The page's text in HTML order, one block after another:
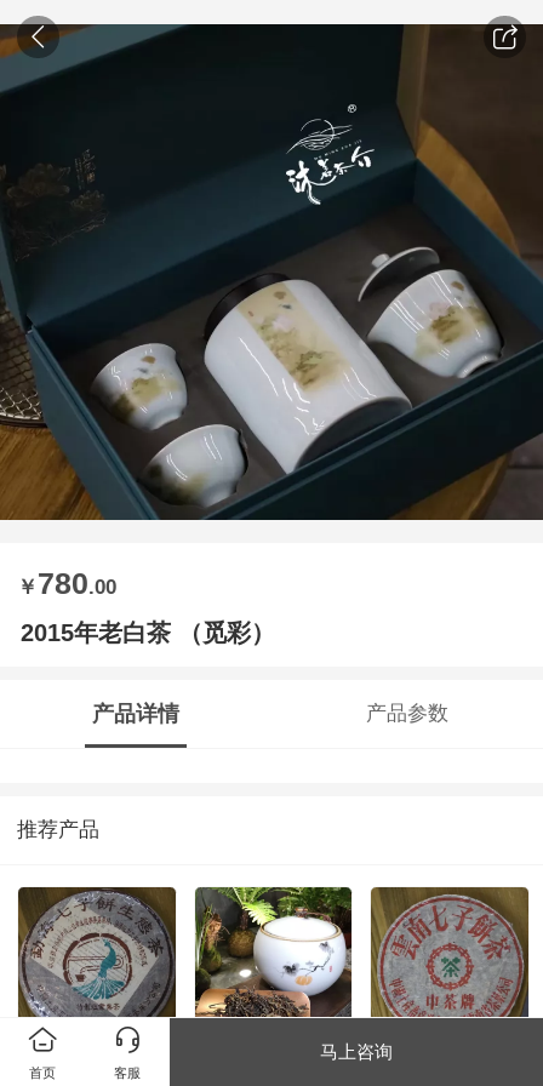
￥ 780.00
2015年老白茶 （觅彩）
产品详情 产品参数
推荐产品
2005年班章孔雀
首页 客服
马上咨询